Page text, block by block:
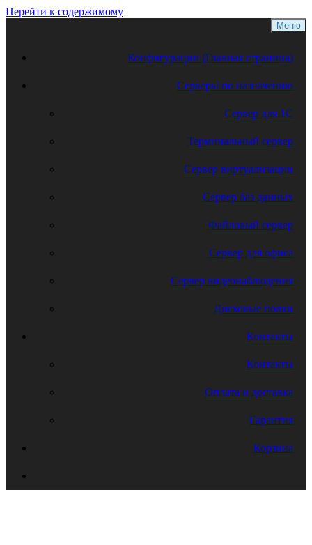
Перейти к содержимому
Меню
Конфигурации (Главная страница)
Серверы по назначению
Сервер для 1С
Терминальный сервер
Сервер виртуализации
Сервер баз данных
Файловый сервер
Сервер для офиса
Сервер видеонаблюдения
Дисковые полки
Контакты
Контакты
Оплата и доставка
Гарантия
Корзина